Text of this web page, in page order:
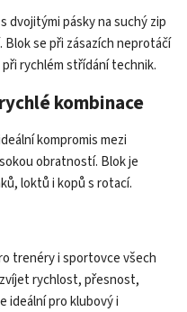
dvojitými pásky na suchý zip
se při zásazích neprotáčí
rychlém střídání technik.
kombinace
kompromis mezi
obratností. Blok je
loktů i kopů s rotací.
trenéry i sportovce všech
rychlost, přesnost,
ideální pro klubový i